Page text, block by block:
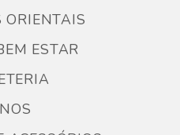
ORIENTAIS
ESTAR